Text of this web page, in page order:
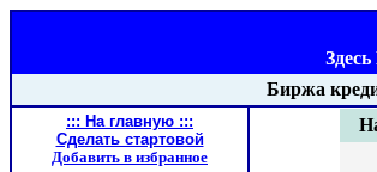
Биржа
::: На главную :::
Сделать стартовой
Добавить в избранное